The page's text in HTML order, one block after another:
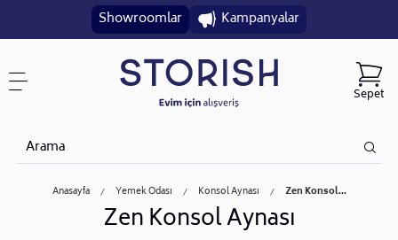
Showroomlar Kampanyalar
Sepet
Anasayfa Yemek Odası Konsol Aynası Zen Konsol...
Zen Konsol Aynası